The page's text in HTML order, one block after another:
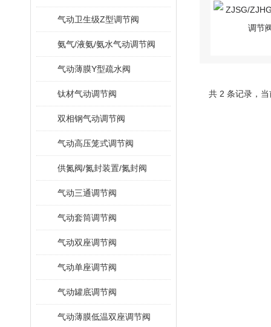
气动卫生级Z型调节阀
氨气/液氨/氨水气动调节阀
气动薄膜Y型疏水阀
钛材气动调节阀
双相钢气动调节阀
气动高压笼式调节阀
供氮阀/氮封装置/氮封阀
气动三通调节阀
气动套筒调节阀
气动双座调节阀
气动单座调节阀
气动罐底调节阀
气动薄膜低温双座调节阀
共 2 条记录，